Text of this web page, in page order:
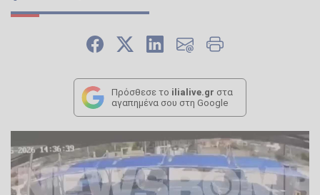
Πρόσθεσε το ilialive.gr στα
αγαπημένα σου στη Google